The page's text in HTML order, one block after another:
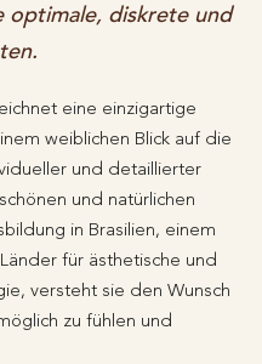
optimale, diskrete und
eine einzigartige
weiblichen Blick auf die
und detaillierter
und natürlichen
in Brasilien, einem
für ästhetische und
versteht sie den Wunsch
zu fühlen und